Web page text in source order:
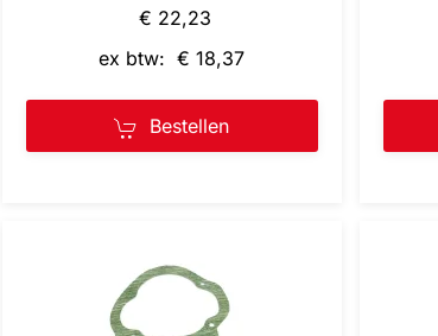
€ 22,23
ex btw: € 18,37
Bestellen